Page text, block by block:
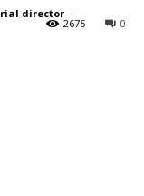
director -
0
2675